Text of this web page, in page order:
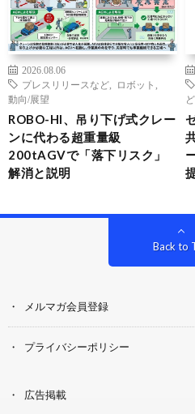
2026.08.06
プレスリリースなど
ロボット
動向/展望
ROBO-HI、吊り下げ式クレー
ンに代わる超重量級
200tAGVで「落下リスク」
解消と説明
ど
Back to
メルマガ会員登録
プライバシーポリシー
広告掲載